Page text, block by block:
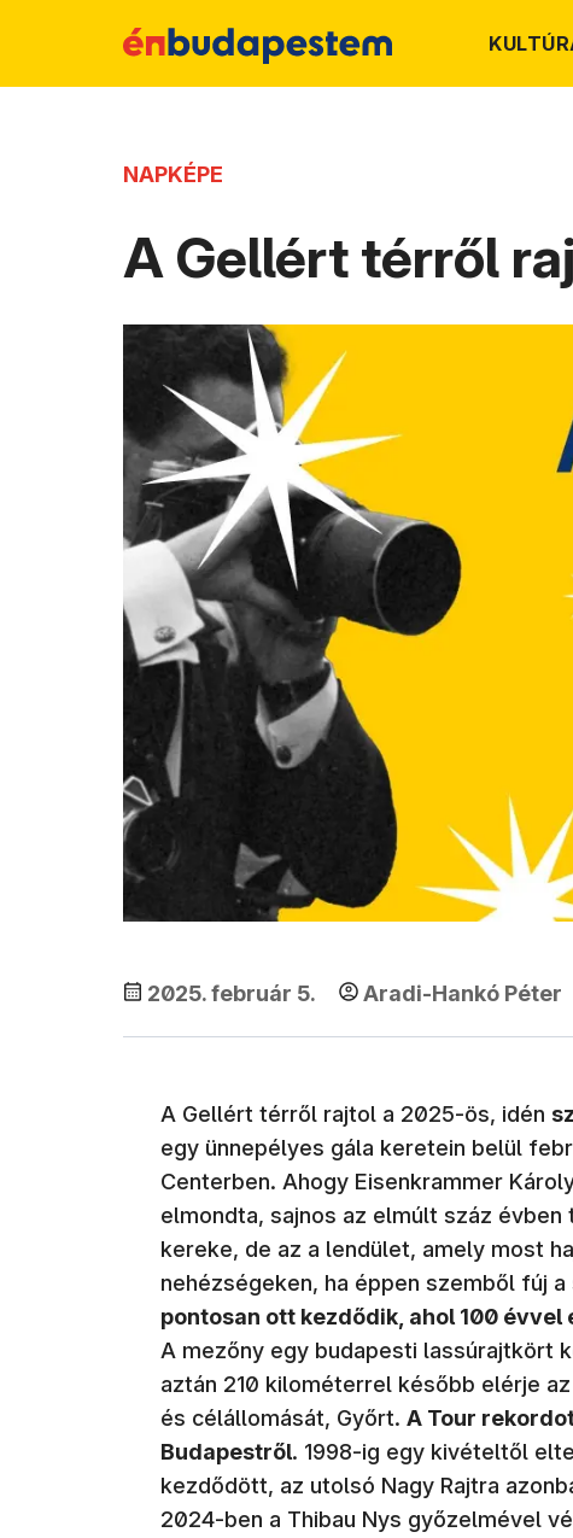
NAPKÉPE
A Gellért térről
2025. február 5. Aradi-Hankó Péter
A Gellért térről rajtol a 2025-ös, idén
egy ünnepélyes gála keretein belül
Centerben. Ahogy Eisenkrammer
elmondta, sajnos az elmúlt száz
kereke, de az a lendület, amely most
nehézségeken, ha éppen szemből fúj a
pontosan ott kezdődik, ahol 100
A mezőny egy budapesti lassúrajtkört
aztán 210 kilométerrel később elérje
és célállomását, Győrt. A Tour
Budapestről. 1998-ig egy kivételtől
kezdődött, az utolsó Nagy Rajtra
2024-ben a Thibau Nys győzelmével